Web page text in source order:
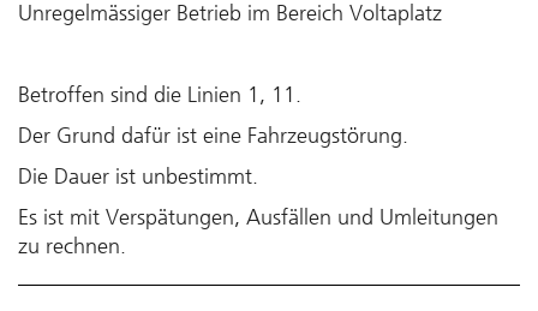
Unregelmässiger Betrieb im Bereich Voltaplatz
Betroffen sind die Linien 1, 11.
Der Grund dafür ist eine Fahrzeugstörung.
Die Dauer ist unbestimmt.
Es ist mit Verspätungen, Ausfällen und Umleitungen
zu rechnen.